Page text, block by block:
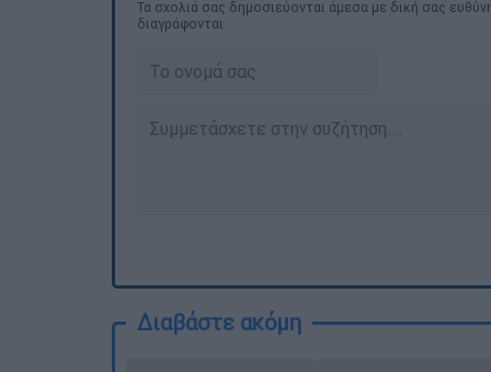
Τα σχολιά σας δημοσιεύονται άμεσα με δική σας
διαγράφονται
Διαβάστε ακόμη